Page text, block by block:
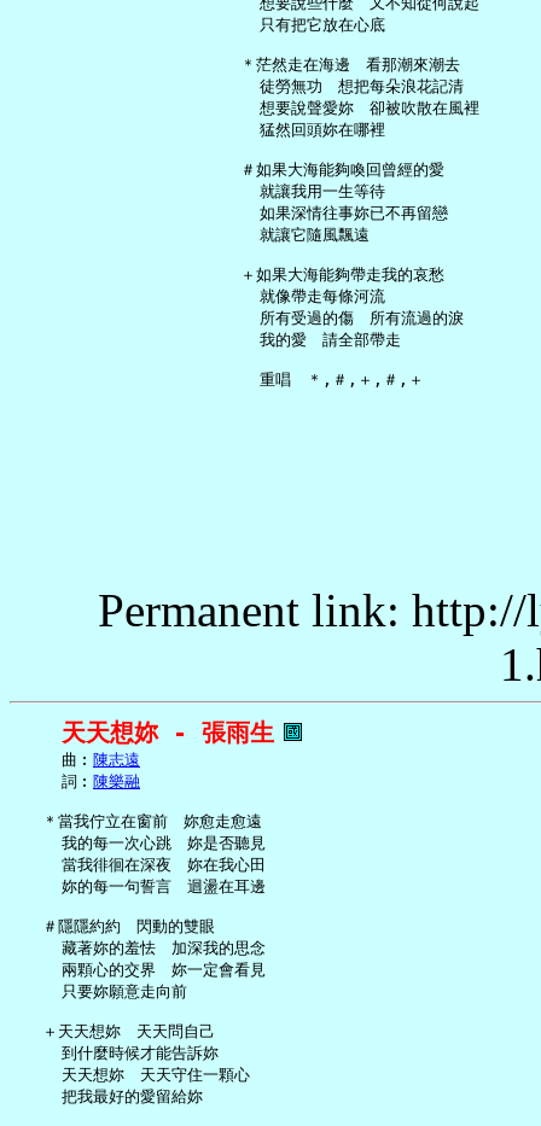
     只有把它放在心底
   ＊茫然走在海邊　看那潮來潮去
     徒勞無功　想把每朵浪花記清
     想要說聲愛妳　卻被吹散在風裡
     猛然回頭妳在哪裡
   ＃如果大海能夠喚回曾經的愛
     就讓我用一生等待
     如果深情往事妳已不再留戀
     就讓它隨風飄遠
   ＋如果大海能夠帶走我的哀愁
     就像帶走每條河流
     所有受過的傷　所有流過的淚
     我的愛　請全部帶走
Permanent link:
天天想妳 - 張雨生
     曲︰
陳志遠
     詞︰
陳樂融
   ＊當我佇立在窗前　妳愈走愈遠
     我的每一次心跳　妳是否聽見
     當我徘徊在深夜　妳在我心田
     妳的每一句誓言　迴盪在耳邊
   ＃隱隱約約　閃動的雙眼
     藏著妳的羞怯　加深我的思念
     兩顆心的交界　妳一定會看見
     只要妳願意走向前
   ＋天天想妳　天天問自己
     到什麼時候才能告訴妳
     天天想妳　天天守住一顆心
     把我最好的愛留給妳